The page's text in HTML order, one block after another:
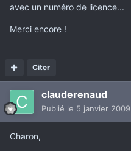
avec un numéro de licence...
Merci encore !
Citer
clauderenaud
Publié le 5 janvier 2009
Charon,